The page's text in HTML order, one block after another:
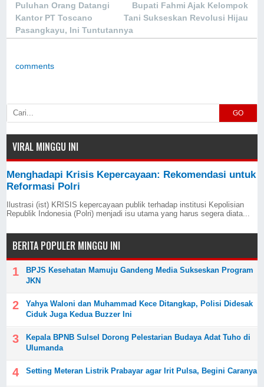
Puluhan Orang Datangi
Kantor PT Toscano
Pasangkayu, Ini Tuntutannya
Bupati Fahmi Ajak Kelompok
Tani Sukseskan Revolusi Hijau
comments
GO
VIRAL MINGGU INI
Menghadapi Krisis Kepercayaan: Rekomendasi untuk
Reformasi Polri
Ilustrasi (ist) KRISIS kepercayaan publik terhadap institusi Kepolisian
Republik Indonesia (Polri) menjadi isu utama yang harus segera diata...
BERITA POPULER MINGGU INI
BPJS Kesehatan Mamuju Gandeng Media Sukseskan Program
JKN
Yahya Waloni dan Muhammad Kece Ditangkap, Polisi Didesak
Ciduk Juga Kedua Buzzer Ini
Kepala BPNB Sulsel Dorong Pelestarian Budaya Adat Tuho di
Ulumanda
Setting Meteran Listrik Prabayar agar Irit Pulsa, Begini Caranya